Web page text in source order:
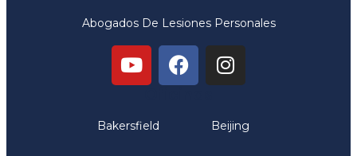
Abogados De Lesiones Personales
Bakersfield Beijing